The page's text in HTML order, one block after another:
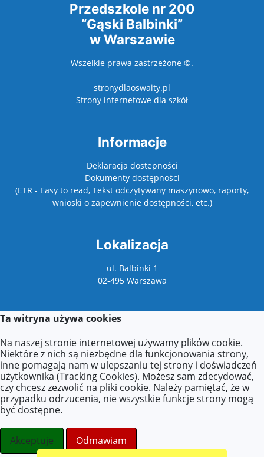
Przedszkole nr 200
“Gąski Balbinki”
w Warszawie
Wszelkie prawa zastrzeżone ©.
stronydlaoswaity.pl
Strony internetowe dla szkółotwiera się w
Informacje
Deklaracja dostepności
Dokumenty dostępności
(ETR - Easy to read, Tekst odczytywany maszynowo, raporty,
wnioski o zapewnienie dostępności, etc.)
Lokalizacja
ul. Balbinki 1
02-495 Warszawa
Kontakt
Kontakt z sekretariatem:
poniedziałek: 9:00–17:00
wtorek–piątek: 8:00–16:00
Agnieszka Zdzieborska
Tel.: +48 (22) 277-21-18
E-mail:p200@eduwarszawa.pl
Ta witryna używa cookies
Na naszej stronie internetowej używamy plików cookie.
Niektóre z nich są niezbędne dla funkcjonowania strony,
inne pomagają nam w ulepszaniu tej strony i doświadczeń
użytkownika (Tracking Cookies). Możesz sam zdecydować,
czy chcesz zezwolić na pliki cookie. Należy pamiętać, że w
przypadku odrzucenia, nie wszystkie funkcje strony mogą
być dostępne.
Akceptuje Odmawiam